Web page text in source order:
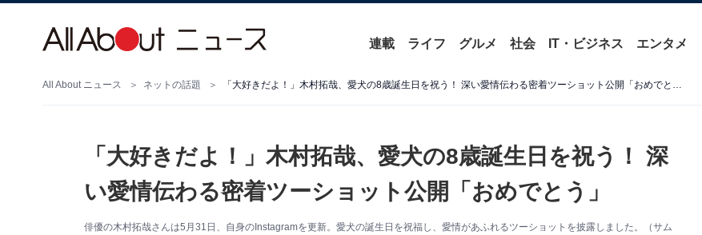
連載 ライフ グルメ 社会 IT・ビジネス エンタメ
All About ニュース ネットの話題 「大好きだよ！」木村拓哉、愛犬の8歳誕生日を祝う！ 深い愛情伝わる密着ツーショット公開「おめでとう」
「大好きだよ！」木村拓哉、愛犬の8歳誕生日を祝う！ 深
い愛情伝わる密着ツーショット公開「おめでとう」
俳優の木村拓哉さんは5月31日、自身のInstagramを更新。愛犬の誕生日を祝福し、愛情があふれるツーショットを披露しました。（サム